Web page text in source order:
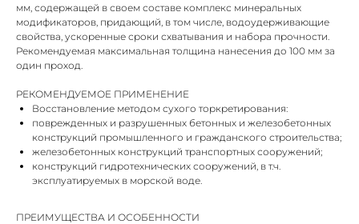
мм, содержащей в своем составе комплекс минеральных
модификаторов, придающий, в том числе, водоудерживающие
свойства, ускоренные сроки схватывания и набора прочности.
Рекомендуемая максимальная толщина нанесения до 100 мм за
один проход.
РЕКОМЕНДУЕМОЕ ПРИМЕНЕНИЕ
Восстановление методом сухого торкретирования:
поврежденных и разрушенных бетонных и железобетонных
конструкций промышленного и гражданского строительства;
железобетонных конструкций транспортных сооружений;
конструкций гидротехнических сооружений, в т.ч.
эксплуатируемых в морской воде.
ПРЕИМУЩЕСТВА И ОСОБЕННОСТИ